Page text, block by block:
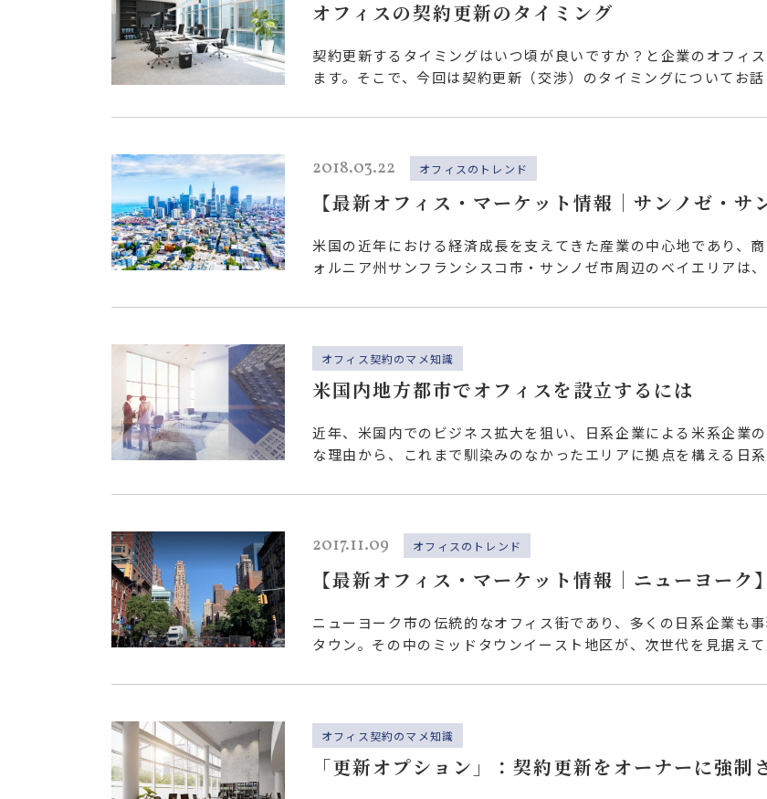
オフィスの契約更新のタイミング
契約更新するタイミングはいつ頃が良いですか？と企業のオフィ
ます。そこで、今回は契約更新（交渉）のタイミングについてお
2018.03.22 オフィスのトレンド
【最新オフィス・マーケット情報｜サンノゼ・サ
ション産業で活況を見せるベイエリアのオフィス市
米国の近年における経済成長を支えてきた産業の中心地であり、
ォルニア州サンフランシスコ市・サンノゼ市周辺のベイエリアは
オフィス契約のマメ知識
米国内地方都市でオフィスを設立するには
近年、米国内でのビジネス拡大を狙い、日系企業による米系企業
な理由から、これまで馴染みのなかったエリアに拠点を構える日
2017.11.09 オフィスのトレンド
【最新オフィス・マーケット情報｜ニューヨーク
区の再開発に期待
ニューヨーク市の伝統的なオフィス街であり、多くの日系企業も
タウン。その中のミッドタウンイースト地区が、次世代を見据え
オフィス契約のマメ知識
「更新オプション」：契約更新をオーナーに強制